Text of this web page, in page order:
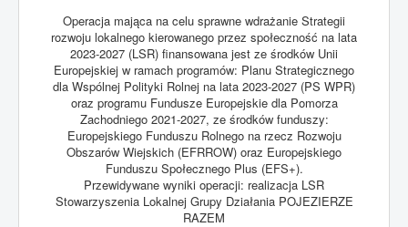
Operacja mająca na celu sprawne wdrażanie Strategii
rozwoju lokalnego kierowanego przez społeczność na lata
2023-2027 (LSR) finansowana jest ze środków Unii
Europejskiej w ramach programów: Planu Strategicznego
dla Wspólnej Polityki Rolnej na lata 2023-2027 (PS WPR)
oraz programu Fundusze Europejskie dla Pomorza
Zachodniego 2021-2027, ze środków funduszy:
Europejskiego Funduszu Rolnego na rzecz Rozwoju
Obszarów Wiejskich (EFRROW) oraz Europejskiego
Funduszu Społecznego Plus (EFS+).
Przewidywane wyniki operacji: realizacja LSR
Stowarzyszenia Lokalnej Grupy Działania POJEZIERZE
RAZEM